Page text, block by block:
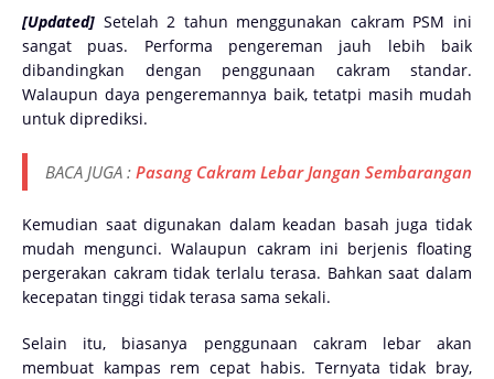
[Updated] Setelah 2 tahun menggunakan cakram PSM ini
sangat puas. Performa pengereman jauh lebih baik
dibandingkan dengan penggunaan cakram standar.
Walaupun daya pengeremannya baik, tetatpi masih mudah
untuk diprediksi.
BACA JUGA : Pasang Cakram Lebar Jangan Sembarangan
Kemudian saat digunakan dalam keadan basah juga tidak
mudah mengunci. Walaupun cakram ini berjenis floating
pergerakan cakram tidak terlalu terasa. Bahkan saat dalam
kecepatan tinggi tidak terasa sama sekali.
Selain itu, biasanya penggunaan cakram lebar akan
membuat kampas rem cepat habis. Ternyata tidak bray,